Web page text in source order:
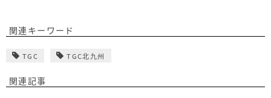
関連キーワード
TGC TGC北九州
関連記事